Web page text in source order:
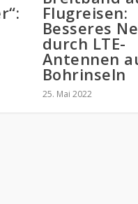
Flugreisen:
Besseres
durch LTE-
Antennen
Bohrinseln
25. Mai 2022